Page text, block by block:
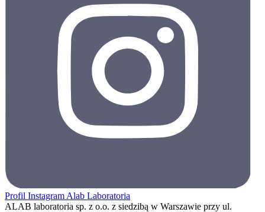
Profil Instagram Alab Laboratoria
ALAB laboratoria sp. z o.o. z siedzibą w Warszawie przy ul.